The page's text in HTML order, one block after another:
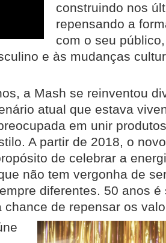
construindo nos
repensando a
com o seu
e às mudanças
a Mash se reinventou
atual que estava
em unir
A partir de 2018, o
de celebrar a
não tem vergonha de
diferentes. 50 anos
chance de repensar os